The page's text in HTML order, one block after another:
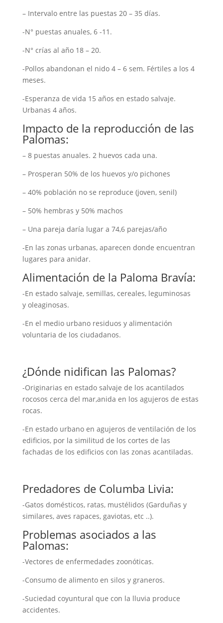
– Intervalo entre las puestas 20 – 35 días.
-N° puestas anuales, 6 -11.
-N° crías al año 18 – 20.
-Pollos abandonan el nido 4 – 6 sem. Fértiles a los 4
meses.
-Esperanza de vida 15 años en estado salvaje.
Urbanas 4 años.
Impacto de la reproducción de las
Palomas:
– 8 puestas anuales. 2 huevos cada una.
– Prosperan 50% de los huevos y/o pichones
– 40% población no se reproduce (joven, senil)
– 50% hembras y 50% machos
– Una pareja daría lugar a 74,6 parejas/año
-En las zonas urbanas, aparecen donde encuentran
lugares para anidar.
Alimentación de la Paloma Bravía:
-En estado salvaje, semillas, cereales, leguminosas
y oleaginosas.
-En el medio urbano residuos y alimentación
voluntaria de los ciudadanos.
¿Dónde nidifican las Palomas?
-Originarias en estado salvaje de los acantilados
rocosos cerca del mar,anida en los agujeros de estas
rocas.
-En estado urbano en agujeros de ventilación de los
edificios, por la similitud de los cortes de las
fachadas de los edificios con las zonas acantiladas.
Predadores de Columba Livia:
-Gatos domésticos, ratas, mustélidos (Garduñas y
similares, aves rapaces, gaviotas, etc ..).
Problemas asociados a las
Palomas:
-Vectores de enfermedades zoonóticas.
-Consumo de alimento en silos y graneros.
-Suciedad coyuntural que con la lluvia produce
accidentes.